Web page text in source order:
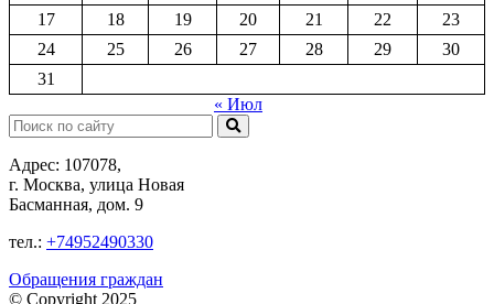
17
18 19 20 21 22
23
24
25 26 27 28 29
30
31
« Июл
Поиск:
Адрес: 107078,
г. Москва, улица Новая
Басманная, дом. 9
тел.: +74952490330
Обращения граждан
© Copyright 2025